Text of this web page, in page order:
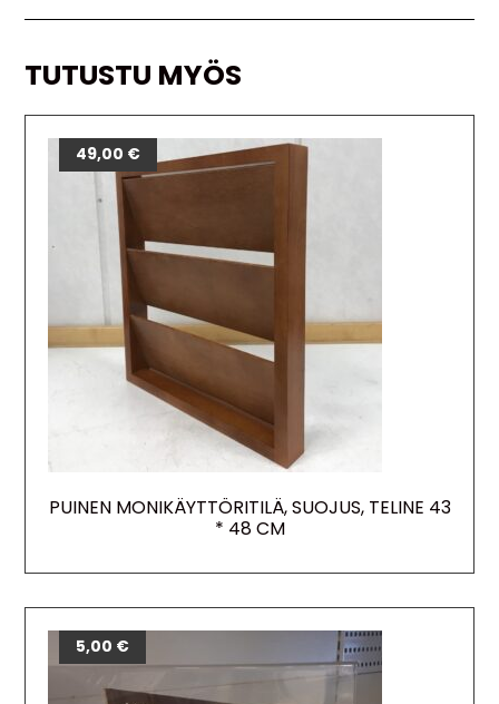
TUTUSTU MYÖS
PUINEN MONIKÄYTTÖRITILÄ, SUOJUS, TELINE 43
* 48 CM
49,00 €
5,00 €